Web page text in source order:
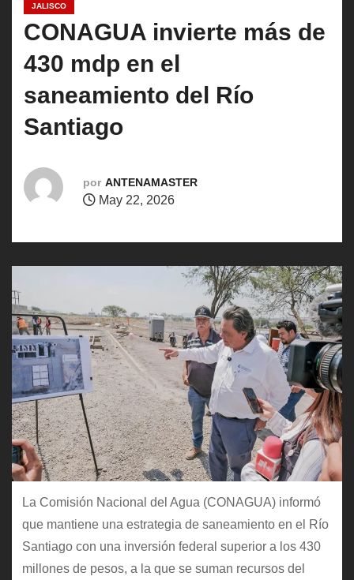
JALISCO
CONAGUA invierte más de
430 mdp en el
saneamiento del Río
Santiago
por ANTENAMASTER
May 22, 2026
La Comisión Nacional del Agua (CONAGUA) informó
que mantiene una estrategia de saneamiento en el Río
Santiago con una inversión federal superior a los 430
millones de pesos, a la que se suman recursos del